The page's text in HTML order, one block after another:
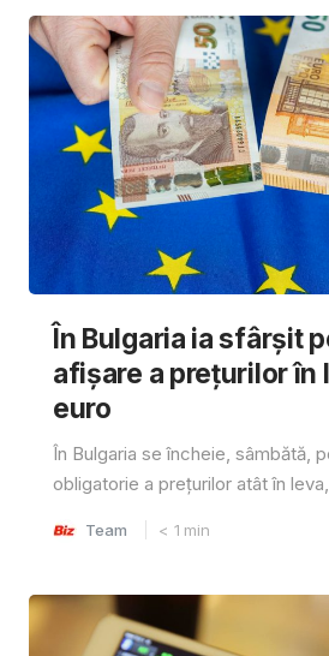
În Bulgaria ia sfârşit
afișare a prețurilor în
euro
În Bulgaria se încheie, sâmbătă,
obligatorie a prețurilor atât în
Team < 1 min